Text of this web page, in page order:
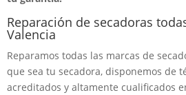
Reparación de secadoras
Valencia
Reparamos todas las marcas de
que sea tu secadora, disponemos de
acreditados y altamente cualificados